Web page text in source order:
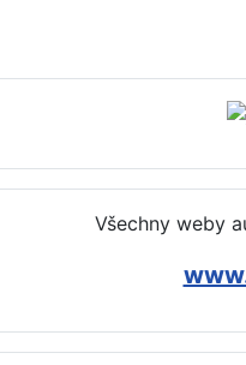
Všechny weby